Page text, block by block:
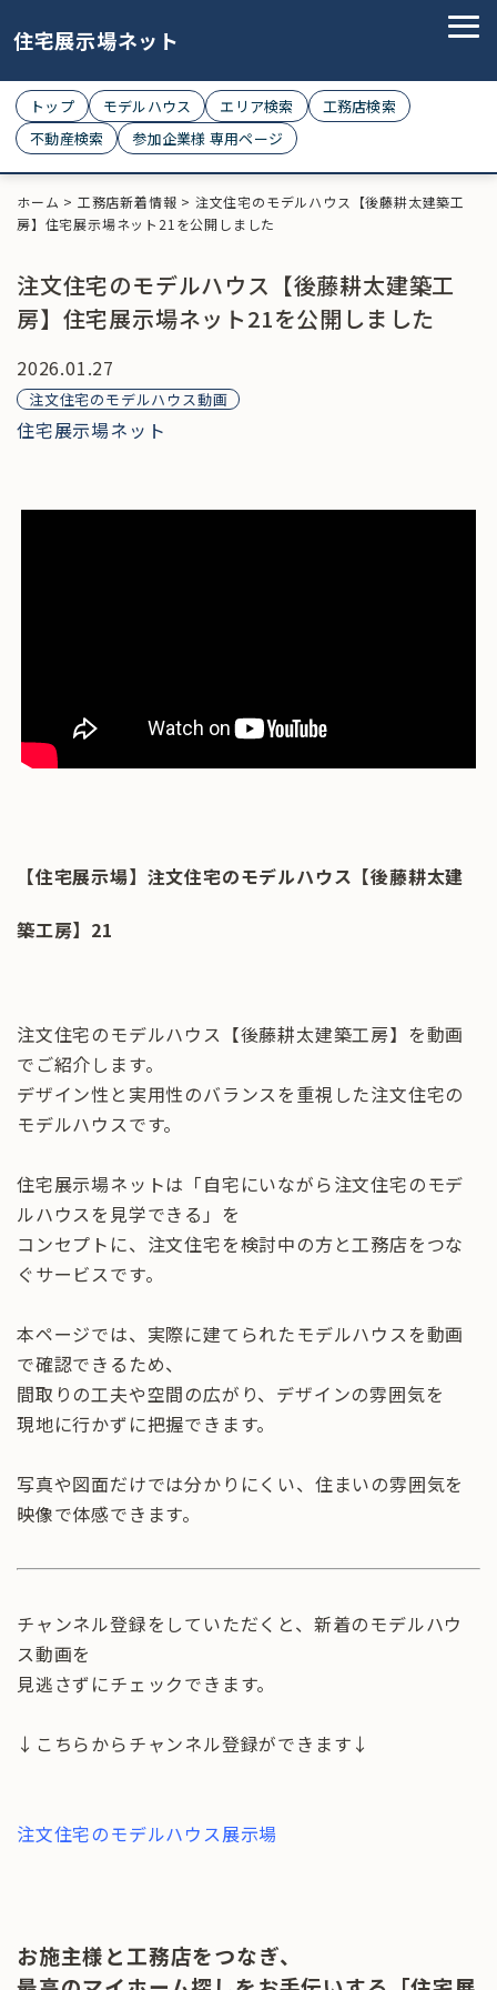
住宅展示場ネット
トップ モデルハウス エリア検索
工務店検索
不動産検索
参加企業様 専用ページ
ホーム > 工務店新着情報 > 注文住宅のモデルハウス【後藤耕太建築工
房】住宅展示場ネット21を公開しました
注文住宅のモデルハウス【後藤耕太建築工
房】住宅展示場ネット21を公開しました
2026.01.27
注文住宅のモデルハウス動画
住宅展示場ネット
【住宅展示場】注文住宅のモデルハウス【後藤耕太建
築工房】21
注文住宅のモデルハウス【後藤耕太建築工房】を動画
でご紹介します。
デザイン性と実用性のバランスを重視した注文住宅の
モデルハウスです。
住宅展示場ネットは「自宅にいながら注文住宅のモデ
ルハウスを見学できる」を
コンセプトに、注文住宅を検討中の方と工務店をつな
ぐサービスです。
本ページでは、実際に建てられたモデルハウスを動画
で確認できるため、
間取りの工夫や空間の広がり、デザインの雰囲気を
現地に行かずに把握できます。
写真や図面だけでは分かりにくい、住まいの雰囲気を
映像で体感できます。
チャンネル登録をしていただくと、新着のモデルハウ
ス動画を
見逃さずにチェックできます。
↓こちらからチャンネル登録ができます↓
注文住宅のモデルハウス展示場
お施主様と工務店をつなぎ、